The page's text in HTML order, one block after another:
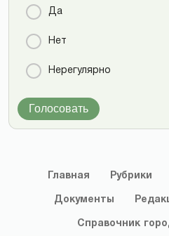
Да
Нет
Нерегулярно
Голосовать
Главная Рубрики
Документы
Справочник